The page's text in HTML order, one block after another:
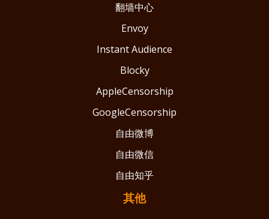
翻墙中心
Envoy
Instant Audience
Blocky
AppleCensorship
GoogleCensorship
自由微博
自由微信
自由知乎
其他